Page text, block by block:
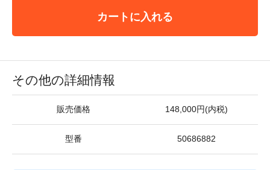
カートに入れる
その他の詳細情報
販売価格 148,000円(内税)
型番 50686882